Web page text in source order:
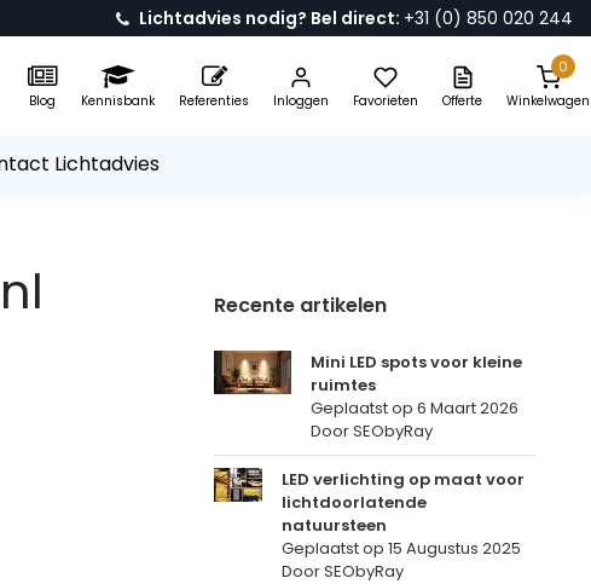
Lichtadvies nodig? Bel direct: +31 (0) 850 020 244
Blog Kennisbank Referenties Inloggen Favorieten Offerte
0
Winkelwagen
Lichtadvies
Recente artikelen
Mini LED spots voor kleine
ruimtes
Geplaatst op 6 Maart 2026
Door SEObyRay
LED verlichting op maat voor
lichtdoorlatende
natuursteen
Geplaatst op15 Augustus 2025
Door SEObyRay